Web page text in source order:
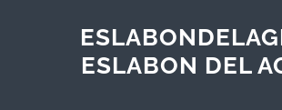
ESLABON DEL